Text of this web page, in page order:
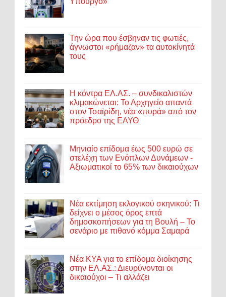
Την ώρα που έσβηναν τις φωτιές,
άγνωστοι «ρήμαζαν» τα αυτοκίνητά
τους
Η κόντρα ΕΛ.ΑΣ. – συνδικαλιστών
κλιμακώνεται: Το Αρχηγείο απαντά
στον Τσαϊρίδη, νέα «πυρά» από τον
πρόεδρο της ΕΑΥΘ
Μηνιαίο επίδομα έως 500 ευρώ σε
στελέχη των Ενόπλων Δυνάμεων -
Αξιωματικοί το 65% των δικαιούχων
Νέα εκτίμηση εκλογικού σκηνικού: Τι
δείχνει ο μέσος όρος επτά
δημοσκοπήσεων για τη Βουλή – Το
σενάριο με πιθανό κόμμα Σαμαρά
Νέα ΚΥΑ για το επίδομα διοίκησης
στην ΕΛ.ΑΣ.: Διευρύνονται οι
δικαιούχοι – Τι αλλάζει